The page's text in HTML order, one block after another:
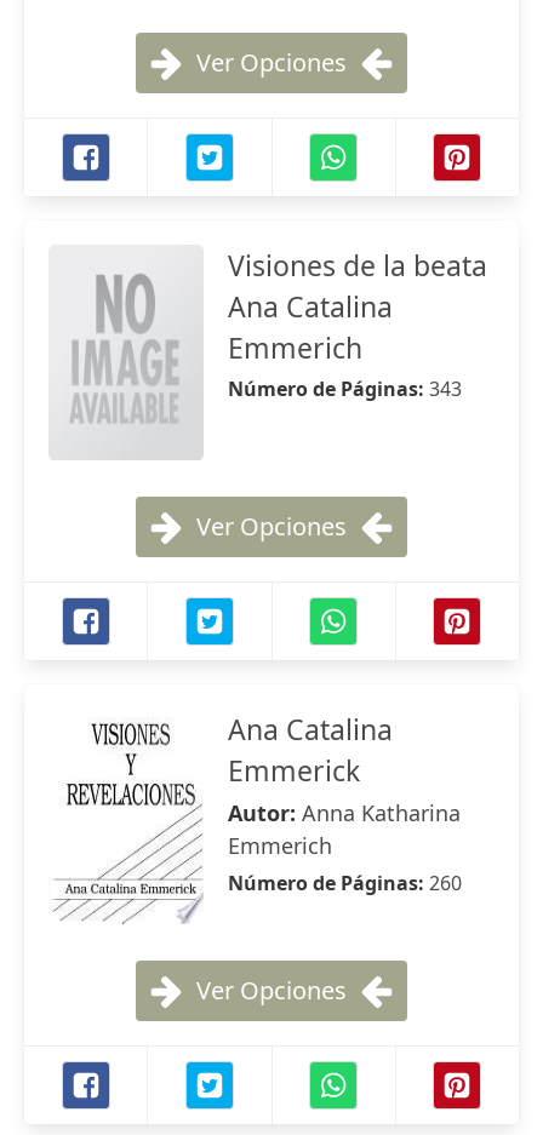
Ver Opciones
Visiones de la beata
Ana Catalina
Emmerich
Número de Páginas: 343
Ver Opciones
Ana Catalina
Emmerick
Autor: Anna Katharina
Emmerich
Número de Páginas: 260
Ver Opciones